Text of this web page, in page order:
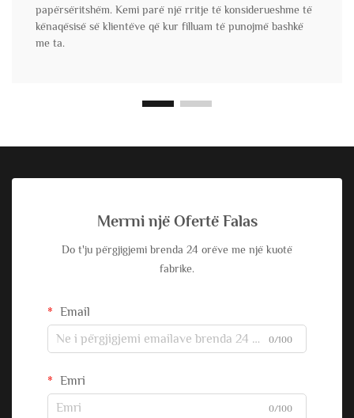
papërsëritshëm. Kemi parë një rritje të konsiderueshme të
kënaqësisë së klientëve që kur filluam të punojmë bashkë
me ta.
Merrni një Ofertë Falas
Do t'ju përgjigjemi brenda 24 orëve me një kuotë
fabrike.
Email
0/100
Emri
0/100